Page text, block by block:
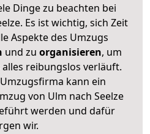
Dinge zu beachten bei
Es ist wichtig, sich Zeit
Aspekte des Umzugs
und zu organisieren, um
reibungslos verläuft.
kann ein
von Ulm nach Seelze
werden und dafür
wir.